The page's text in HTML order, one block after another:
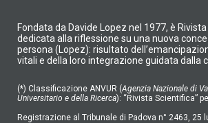
Fondata da Davide Lopez nel 1977, è
dedicata alla riflessione su una nuova
persona (Lopez): risultato
vitali e della loro integrazione guidata dalla
(*) Classificazione ANVUR (Agenzia Nazionale di
Universitario e della Ricerca): “Rivista Scientifica”
Registrazione al Tribunale di Padova n° 2463, 25